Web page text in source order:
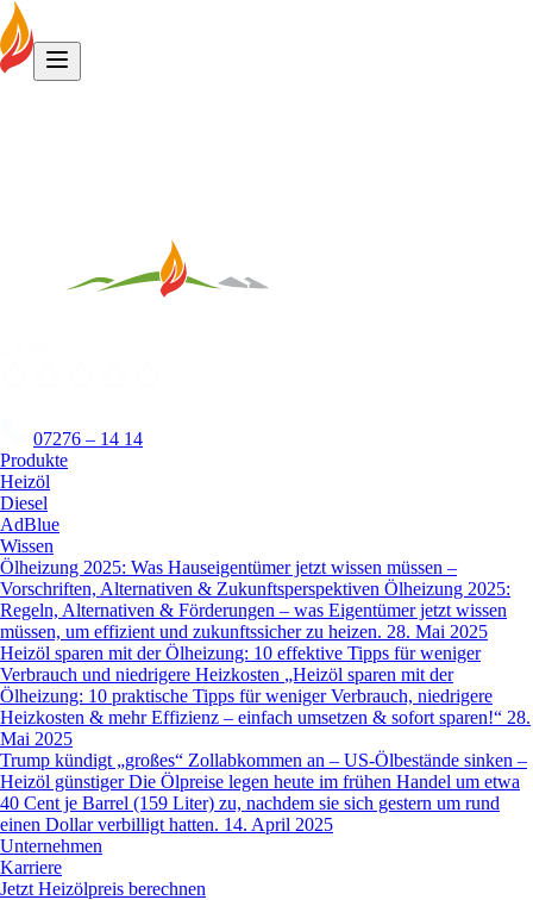
07276 – 14 14
Produkte
Heizöl
Diesel
AdBlue
Wissen
Ölheizung 2025: Was Hauseigentümer jetzt wissen müssen –
Vorschriften, Alternativen & Zukunftsperspektiven Ölheizung 2025:
Regeln, Alternativen & Förderungen – was Eigentümer jetzt wissen
müssen, um effizient und zukunftssicher zu heizen. 28. Mai 2025
Heizöl sparen mit der Ölheizung: 10 effektive Tipps für weniger
Verbrauch und niedrigere Heizkosten „Heizöl sparen mit der
Ölheizung: 10 praktische Tipps für weniger Verbrauch, niedrigere
Heizkosten & mehr Effizienz – einfach umsetzen & sofort sparen!“ 28.
Mai 2025
Trump kündigt „großes“ Zollabkommen an – US-Ölbestände sinken –
Heizöl günstiger Die Ölpreise legen heute im frühen Handel um etwa
40 Cent je Barrel (159 Liter) zu, nachdem sie sich gestern um rund
einen Dollar verbilligt hatten. 14. April 2025
Unternehmen
Karriere
Jetzt Heizölpreis berechnen